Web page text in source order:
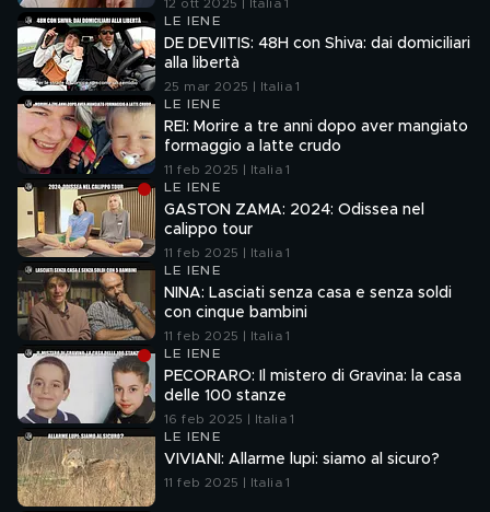
12 ott 2025 | Italia 1
LE IENE
DE DEVIITIS: 48H con Shiva: dai domiciliari
alla libertà
25 mar 2025 | Italia 1
LE IENE
REI: Morire a tre anni dopo aver mangiato
formaggio a latte crudo
11 feb 2025 | Italia 1
LE IENE
GASTON ZAMA: 2024: Odissea nel
calippo tour
11 feb 2025 | Italia 1
LE IENE
NINA: Lasciati senza casa e senza soldi
con cinque bambini
11 feb 2025 | Italia 1
LE IENE
PECORARO: Il mistero di Gravina: la casa
delle 100 stanze
16 feb 2025 | Italia 1
LE IENE
VIVIANI: Allarme lupi: siamo al sicuro?
11 feb 2025 | Italia 1